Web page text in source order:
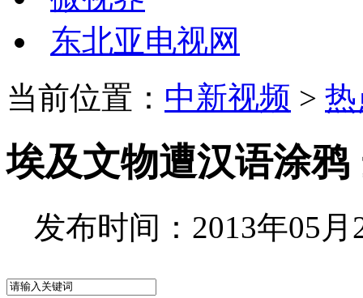
东北亚电视网
当前位置： 中新视频 >
埃及文物遭汉语涂鸦
发布时间：2013年05月